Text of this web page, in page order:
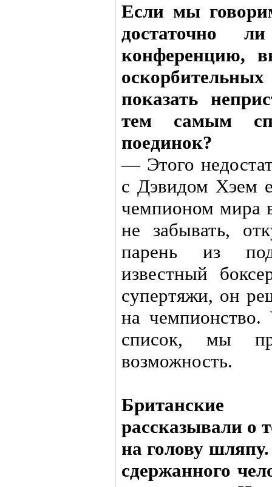
Если мы
достаточно
конференцию,
показать
тем самым
поединок?
— Этого
с Дэвидом Хэем
чемпионом мира
не забывать,
парень из
известный
супертяжи, он
на
список, мы
возможность.
рассказывали о
на голову
сдержанного